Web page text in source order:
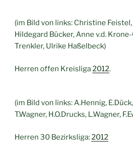
(im Bild von links: Christine
Hildegard Bücker, Anne v.d.
Trenkler, Ulrike Haßelbeck)
Herren offen Kreisliga2012.
(im Bild von links: A.Hennig,
T.Wagner, H.O.Drucks, L.Wagner,
Herren 30 Bezirksliga:2012